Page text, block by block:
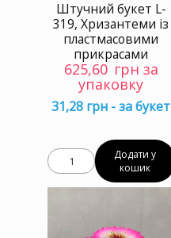
Штучний букет L-
319, Хризантеми із
пластмасовими
прикрасами
625,60 грн за
упаковку
31,28 грн - за букет
Додати у
кошик